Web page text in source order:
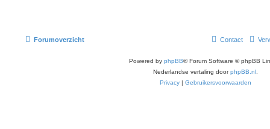
Forumoverzicht Contact
Powered by phpBB® Forum Software © phpBB
Nederlandse vertaling doorphpBB.nl.
Privacy| Gebruikersvoorwaarden